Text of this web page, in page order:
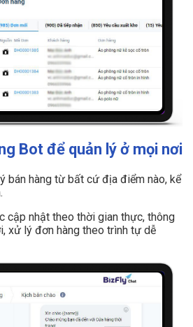
Bot để quản lý ở mọi nơi
bán hàng từ bất cứ địa điểm nào, kể
cập nhật theo thời gian thực, thông
xử lý đơn hàng theo trình tự dễ